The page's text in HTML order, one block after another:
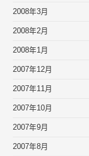
2008年3月
2008年2月
2008年1月
2007年12月
2007年11月
2007年10月
2007年9月
2007年8月